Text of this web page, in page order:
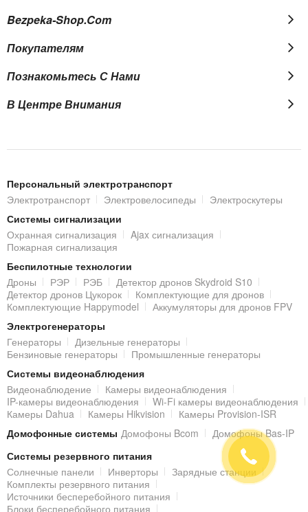
Bezpeka-Shop.com
Покупателям
Познакомьтесь С Нами
В Центре Внимания
Персональный электротранспорт
Электротранспорт
Электровелосипеды
Электроскутеры
Системы сигнализации
Охранная сигнализация
Ajax сигнализация
Пожарная сигнализация
Беспилотные технологии
Дроны
РЭР РЭБ
Детектор дронов Skydroid S10
Детектор дронов Цукорок
Комплектующие для дронов
Комплектующие Happymodel
Аккумуляторы для дронов FPV
Электрогенераторы
Генераторы
Дизельные генераторы
Бензиновые генераторы
Промышленные генераторы
Системы видеонаблюдения
Видеонаблюдение
Камеры видеонаблюдения
IP-камеры видеонаблюдения
Wi-Fi камеры видеонаблюдения
Камеры Dahua
Камеры Hikvision
Камеры Provision-ISR
Домофонные системы Домофоны Bcom
Домофоны Bas-IP
Системы резервного питания
Солнечные панели
Инверторы
Зарядные станции
Комплекты резервного питания
Источники бесперебойного питания
Блоки бесперебойного питания